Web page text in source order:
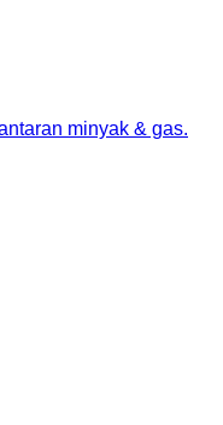
minyak & gas.